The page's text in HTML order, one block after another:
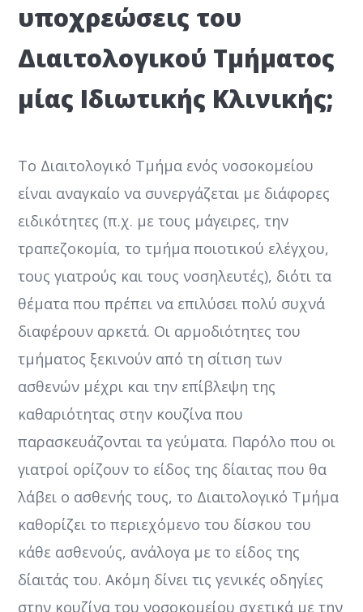
υποχρεώσεις του
Διαιτολογικού Τμήματος
μίας Ιδιωτικής Κλινικής;
Το Διαιτολογικό Τμήμα ενός νοσοκομείου
είναι αναγκαίο να συνεργάζεται με διάφορες
ειδικότητες (π.χ. με τους μάγειρες, την
τραπεζοκομία, το τμήμα ποιοτικού ελέγχου,
τους γιατρούς και τους νοσηλευτές), διότι τα
θέματα που πρέπει να επιλύσει πολύ συχνά
διαφέρουν αρκετά. Οι αρμοδιότητες του
τμήματος ξεκινούν από τη σίτιση των
ασθενών μέχρι και την επίβλεψη της
καθαριότητας στην κουζίνα που
παρασκευάζονται τα γεύματα. Παρόλο που οι
γιατροί ορίζουν το είδος της δίαιτας που θα
λάβει ο ασθενής τους, το Διαιτολογικό Τμήμα
καθορίζει το περιεχόμενο του δίσκου του
κάθε ασθενούς, ανάλογα με το είδος της
δίαιτάς του. Ακόμη δίνει τις γενικές οδηγίες
στην κουζίνα του νοσοκομείου σχετικά με την